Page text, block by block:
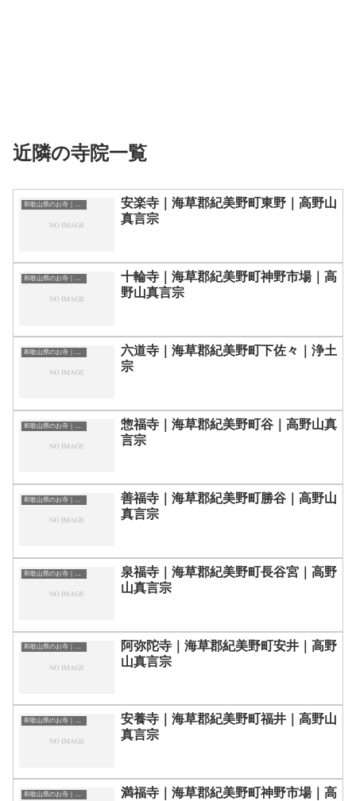
近隣の寺院一覧
和歌山県のお寺｜寺院一覧
安楽寺｜海草郡紀美野町東野｜高野山
真言宗
和歌山県のお寺｜寺院一覧
十輪寺｜海草郡紀美野町神野市場｜高
野山真言宗
和歌山県のお寺｜寺院一覧
六道寺｜海草郡紀美野町下佐々｜浄土
宗
惣福寺｜海草郡紀美野町谷｜高野山真
言宗
善福寺｜海草郡紀美野町勝谷｜高野山
真言宗
泉福寺｜海草郡紀美野町長谷宮｜高野
山真言宗
和歌山県のお寺｜寺院一覧
阿弥陀寺｜海草郡紀美野町安井｜高野
山真言宗
和歌山県のお寺｜寺院一覧
安養寺｜海草郡紀美野町福井｜高野山
真言宗
和歌山県のお寺｜寺院一覧
満福寺｜海草郡紀美野町神野市場｜高